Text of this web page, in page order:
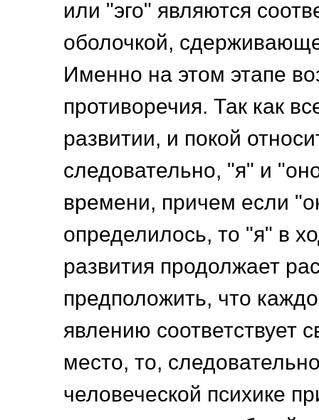
или "эго" являются
оболочкой,
Именно на этом этапе
противоречия. Так как
развитии, и покой
следовательно, "я" и
времени, причем если
определилось, то "я" в
развития продолжает
предположить, что
явлению соответствует
место, то,
человеческой психике